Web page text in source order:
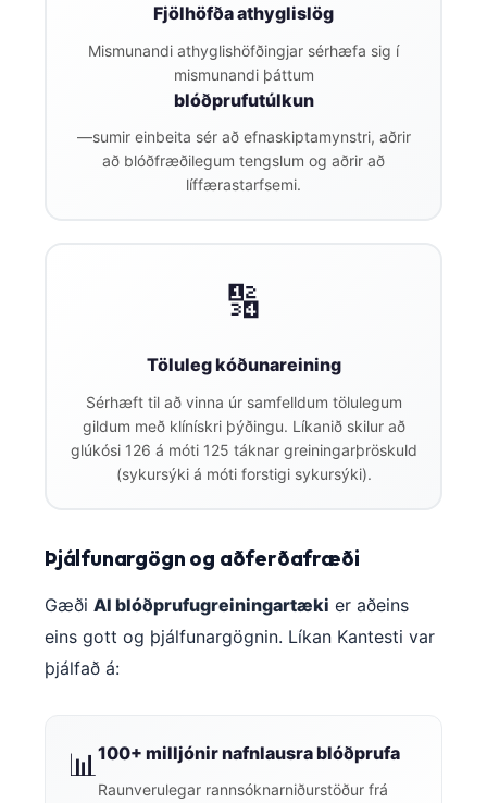
Fjölhöfða athyglislög
Mismunandi athyglishöfðingjar sérhæfa sig í
mismunandi þáttum
blóðprufutúlkun
—sumir einbeita sér að efnaskiptamynstri, aðrir
að blóðfræðilegum tengslum og aðrir að
líffærastarfsemi.
🔢
Töluleg kóðunareining
Sérhæft til að vinna úr samfelldum tölulegum
gildum með klínískri þýðingu. Líkanið skilur að
glúkósi 126 á móti 125 táknar greiningarþröskuld
(sykursýki á móti forstigi sykursýki).
Þjálfunargögn og aðferðafræði
Gæði AI blóðprufugreiningartæki er aðeins
eins gott og þjálfunargögnin. Líkan Kantesti var
þjálfað á:
📊100+ milljónir nafnlausra blóðprufa
Raunverulegar rannsóknarniðurstöður frá
हिन्दी
Bahasa Indonesia
Svenska
Bosanski
Azərbaycan dili
Čeština
ქართული
Русский
Lietuvių kalba
বাংলা